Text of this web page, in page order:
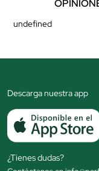
undefined
Descarga nuestra app
¿Tienes dudas?